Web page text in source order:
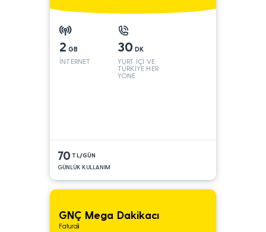
2 GB
İNTERNET
30 DK
YURT İÇİ VE
TÜRKİYE HER
YÖNE
70 TL/GÜN
GÜNLÜK KULLANIM
GNÇ Mega Dakikacı
Faturalı